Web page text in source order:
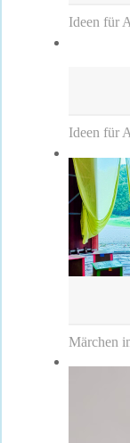
Ideen für
Ideen für
Märchen